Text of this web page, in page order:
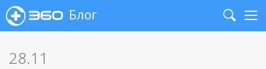
Блог
Search
28.11